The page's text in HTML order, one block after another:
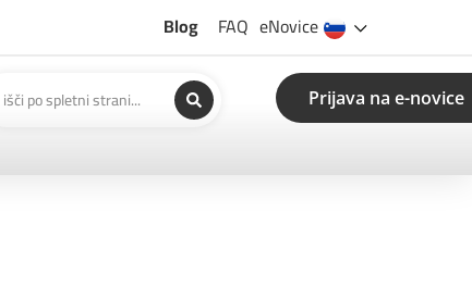
Blog FAQ eNovice
Prijava na e-novice